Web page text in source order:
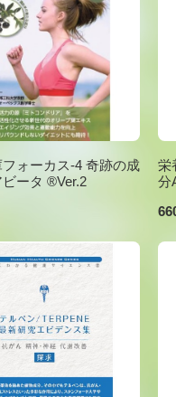
ォーカス-4 奇跡の成
ータ ®Ver.2
栄
分